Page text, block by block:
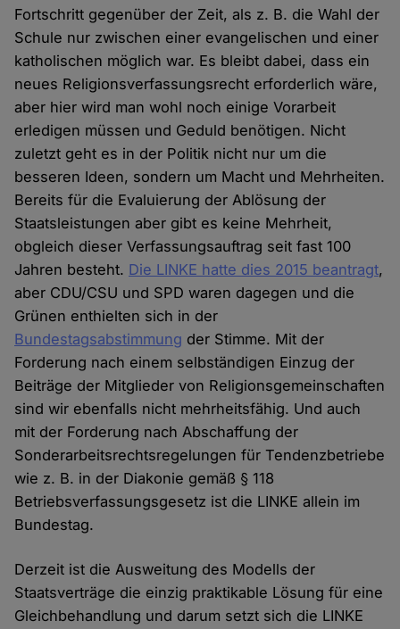
Fortschritt gegenüber der Zeit, als z. B. die Wahl der
Schule nur zwischen einer evangelischen und einer
katholischen möglich war. Es bleibt dabei, dass ein
neues Religionsverfassungsrecht erforderlich wäre,
aber hier wird man wohl noch einige Vorarbeit
erledigen müssen und Geduld benötigen. Nicht
zuletzt geht es in der Politik nicht nur um die
besseren Ideen, sondern um Macht und Mehrheiten.
Bereits für die Evaluierung der Ablösung der
Staatsleistungen aber gibt es keine Mehrheit,
obgleich dieser Verfassungsauftrag seit fast 100
Jahren besteht. Die LINKE hatte dies 2015 beantragt,
aber CDU/CSU und SPD waren dagegen und die
Grünen enthielten sich in der
Bundestagsabstimmung der Stimme. Mit der
Forderung nach einem selbständigen Einzug der
Beiträge der Mitglieder von Religionsgemeinschaften
sind wir ebenfalls nicht mehrheitsfähig. Und auch
mit der Forderung nach Abschaffung der
Sonderarbeitsrechtsregelungen für Tendenzbetriebe
wie z. B. in der Diakonie gemäß § 118
Betriebsverfassungsgesetz ist die LINKE allein im
Bundestag.
Derzeit ist die Ausweitung des Modells der
Staatsverträge die einzig praktikable Lösung für eine
Gleichbehandlung und darum setzt sich die LINKE